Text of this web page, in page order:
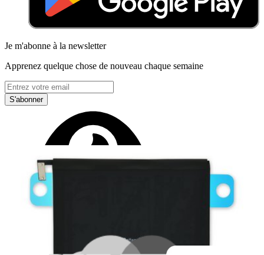
Je m'abonne à la newsletter
Apprenez quelque chose de nouveau chaque semaine
S'abonner
Lire d'abord les
dernières éditions